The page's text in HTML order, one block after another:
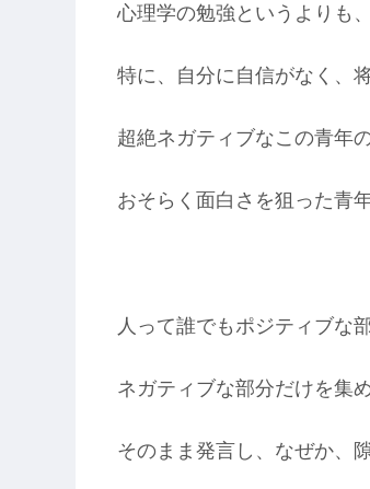
心理学の勉強というよりも
特に、自分に自信がなく、
超絶ネガティブなこの青年
おそらく面白さを狙った青
人って誰でもポジティブな
ネガティブな部分だけを集
そのまま発言し、なぜか、